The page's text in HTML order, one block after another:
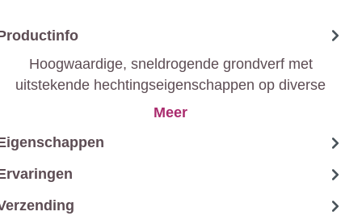
Hoogwaardige, sneldrogende grondverf met
uitstekende hechtingseigenschappen op diverse
ondergronden.
Meer